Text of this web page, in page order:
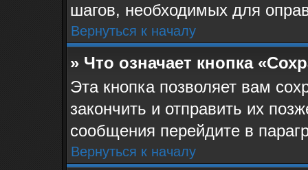
шагов, необходимых для
Вернуться к началу
» Что означает кнопка
Эта кнопка позволяет вам
закончить и отправить их
сообщения перейдите в
Вернуться к началу